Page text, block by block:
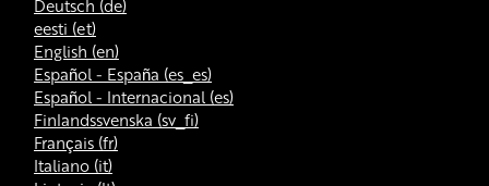
Deutsch ‎(de)‎
eesti ‎(et)‎
English ‎(en)‎
Español - España ‎(es_es)‎
Español - Internacional ‎(es)‎
Finlandssvenska ‎(sv_fi)‎
Français ‎(fr)‎
Italiano ‎(it)‎